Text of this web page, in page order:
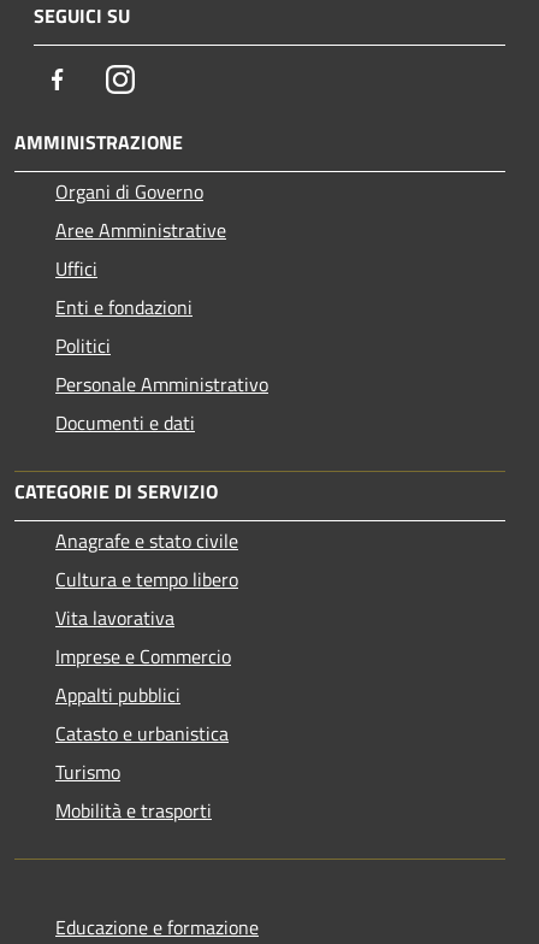
SEGUICI SU
FacebookInstagram
AMMINISTRAZIONE
Organi di Governo
Aree Amministrative
Uffici
Enti e fondazioni
Politici
Personale Amministrativo
Documenti e dati
CATEGORIE DI SERVIZIO
Anagrafe e stato civile
Cultura e tempo libero
Vita lavorativa
Imprese e Commercio
Appalti pubblici
Catasto e urbanistica
Turismo
Mobilità e trasporti
Educazione e formazione